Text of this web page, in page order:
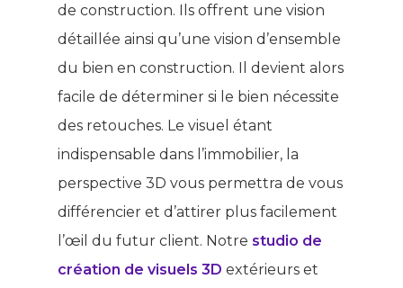
de construction. Ils offrent une vision
détaillée ainsi qu’une vision d’ensemble
du bien en construction. Il devient alors
facile de déterminer si le bien nécessite
des retouches. Le visuel étant
indispensable dans l’immobilier, la
perspective 3D vous permettra de vous
différencier et d’attirer plus facilement
l’œil du futur client. Notre studio de
création de visuels 3D extérieurs et